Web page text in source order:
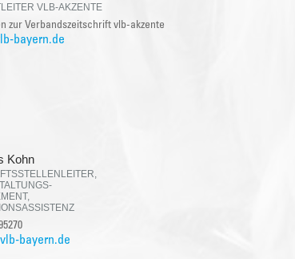
VLB-AKZENTE
zur Verbandszeitschrift vlb-akzente
bayern.de
Kohn
bayern.de